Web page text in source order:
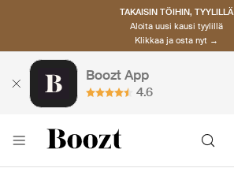
TAKAISIN TÖIHIN, TYYLILLÄ
Aloita uusi kausi tyylillä
Klikkaa ja osta nyt →
Boozt App
4.6